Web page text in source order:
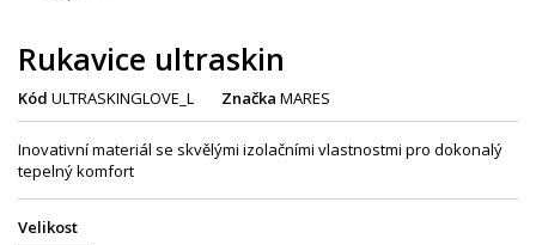
Rukavice ultraskin
Kód ULTRASKINGLOVE_L Značka MARES
Inovativní materiál se skvělými izolačními vlastnostmi pro dokonalý
tepelný komfort
Velikost